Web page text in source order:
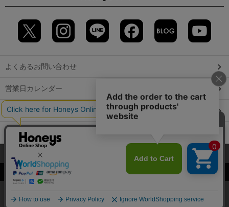
よくあるお問い合わせ
営業日カレンダー
店舗検索
GLOBAL GUIDE（海外からご利用のお客様）
©2009 HONEYS CO., LTD. All Rights Reserved.
当サイトでは、サイトの利便性向上のため、クッキー(Cookie)を使
用しています。詳しくは「
」をご覧くださ
OK